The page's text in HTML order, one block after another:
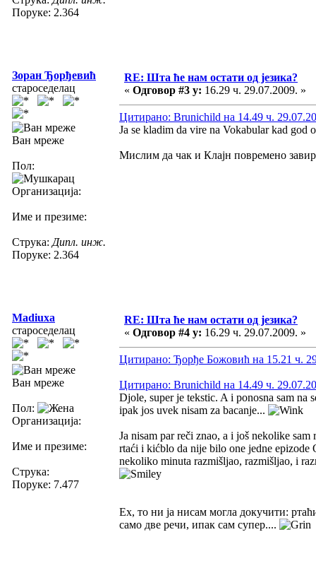
Поруке: 2.364
Зоран Ђорђевић
староседелац
Ван мреже
Пол:
Организација:
Име и презиме:
Струка: Дипл. инж.
Поруке: 2.364
RE: Шта ће нам остати од језика?
« Одговор #3 у: 16.29 ч. 29.07.2009. »
Цитирано: Brunichild на 14.49 ч.
Ja se kladim da vire na Vokabular kad god
Мислим да чак и Клајн повремено
Madiuxa
староседелац
Ван мреже
Пол:
Организација:
Име и презиме:
Струка:
Поруке: 7.477
RE: Шта ће нам остати од језика?
« Одговор #4 у: 16.29 ч. 29.07.2009. »
Цитирано: Ђорђе Божовић на 15.21 ч.
Цитирано: Brunichild на 14.49 ч.
Djole, super je tekstic. A i ponosna sam na
ipak jos uvek nisam za bacanje...
Ja nisam par reči znao, a i još nekolike
rtaći i kićblo da nije bilo one jedne epizode
nekoliko minuta razmišljao, razmišljao, i
Ех, то ни ја нисам могла докучити:
само две речи, ипак сам супер....